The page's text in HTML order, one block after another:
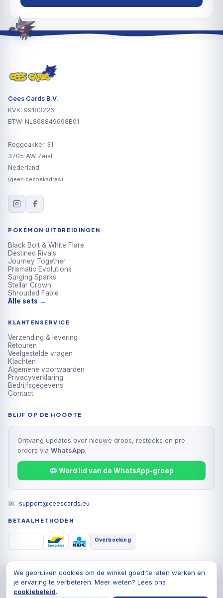
Cees Cards B.V.
KVK: 99183226
BTW: NL868849698B01
Roggeakker 31
3705 AW Zeist
Nederland
(geen bezoekadres)
POKÉMON UITBREIDINGEN
Black Bolt & White Flare
Destined Rivals
Journey Together
Prismatic Evolutions
Surging Sparks
Stellar Crown
Shrouded Fable
Alle sets →
KLANTENSERVICE
Verzending & levering
Retouren
Veelgestelde vragen
Klachten
Algemene voorwaarden
Privacyverklaring
Bedrijfsgegevens
Contact
BLIJF OP DE HOOGTE
Ontvang updates over nieuwe drops, restocks en pre-
orders via WhatsApp.
Word lid van de WhatsApp-groep
support@ceescards.eu
BETAALMETHODEN
Overboeking
© 2026 Cees Cards B.V., Alle rechten voorbehouden
PrivacyverklaringAlgemene voorwaarden Cookiebeleid
We gebruiken cookies om de winkel goed te laten werken en
je ervaring te verbeteren. Meer weten? Lees ons
cookiebeleid.